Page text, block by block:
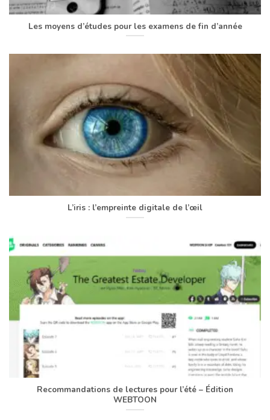
Les moyens d’études pour les examens de fin d’année
L’iris : l’empreinte digitale de l’œil
Recommandations de lectures pour l’été – Édition
WEBTOON